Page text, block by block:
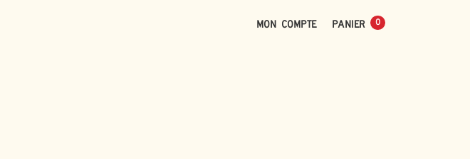
Mon compte 0
0